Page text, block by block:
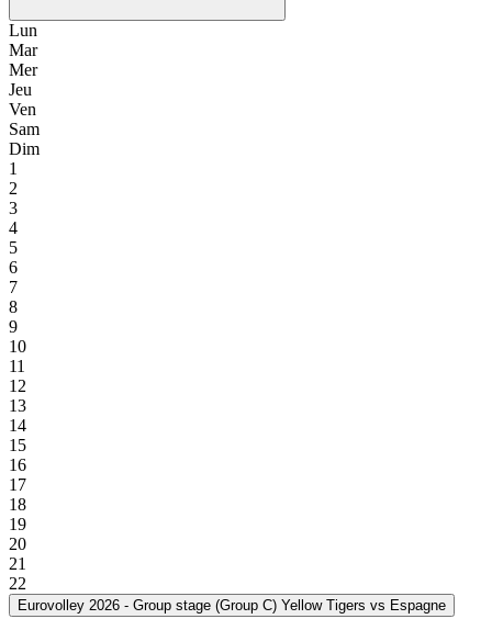
Lun
Mar
Mer
Jeu
Ven
Sam
Dim
1
2
3
4
5
6
7
8
9
10
11
12
13
14
15
16
17
18
19
20
21
22
Eurovolley 2026 - Group stage (Group C) Yellow Tigers vs Espagne